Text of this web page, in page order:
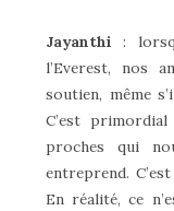
Jayanthi :
l’Everest, nos
soutien, même
C’est
proches qui
entreprend.
En réalité, ce